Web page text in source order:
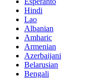
Hindi
Lao
Albanian
Amharic
Armenian
Azerbaijani
Belarusian
Bengali